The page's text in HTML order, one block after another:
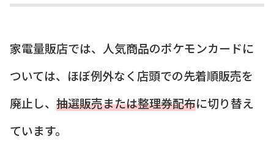
家電量販店では、人気商品のポケモンカードに
ついては、ほぼ例外なく店頭での先着順販売を
廃止し、 抽選販売または整理券配布に切り替え
ています。